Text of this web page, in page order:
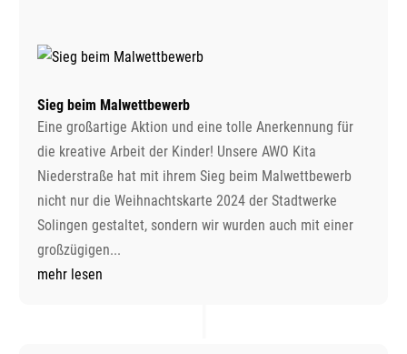
Sieg beim Malwettbewerb
Eine großartige Aktion und eine tolle Anerkennung für
die kreative Arbeit der Kinder! Unsere AWO Kita
Niederstraße hat mit ihrem Sieg beim Malwettbewerb
nicht nur die Weihnachtskarte 2024 der Stadtwerke
Solingen gestaltet, sondern wir wurden auch mit einer
großzügigen...
mehr lesen